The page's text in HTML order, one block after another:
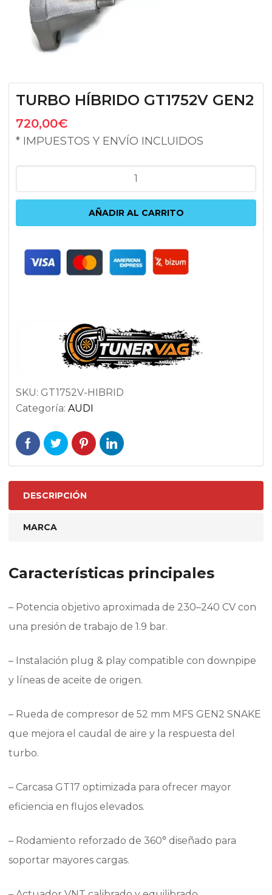
TURBO HÍBRIDO GT1752V GEN2
720,00€
* IMPUESTOS Y ENVÍO INCLUIDOS
HÍBRIDO
GEN2
AÑADIR AL CARRITO
SKU: GT1752V-HIBRID
Categoría: AUDI
DESCRIPCIÓN
MARCA
Características principales
– Potencia objetivo aproximada de 230–240 CV con
una presión de trabajo de 1.9 bar.
– Instalación plug & play compatible con downpipe
y líneas de aceite de origen.
– Rueda de compresor de 52 mm MFS GEN2 SNAKE
que mejora el caudal de aire y la respuesta del
turbo.
– Carcasa GT17 optimizada para ofrecer mayor
eficiencia en flujos elevados.
– Rodamiento reforzado de 360° diseñado para
soportar mayores cargas.